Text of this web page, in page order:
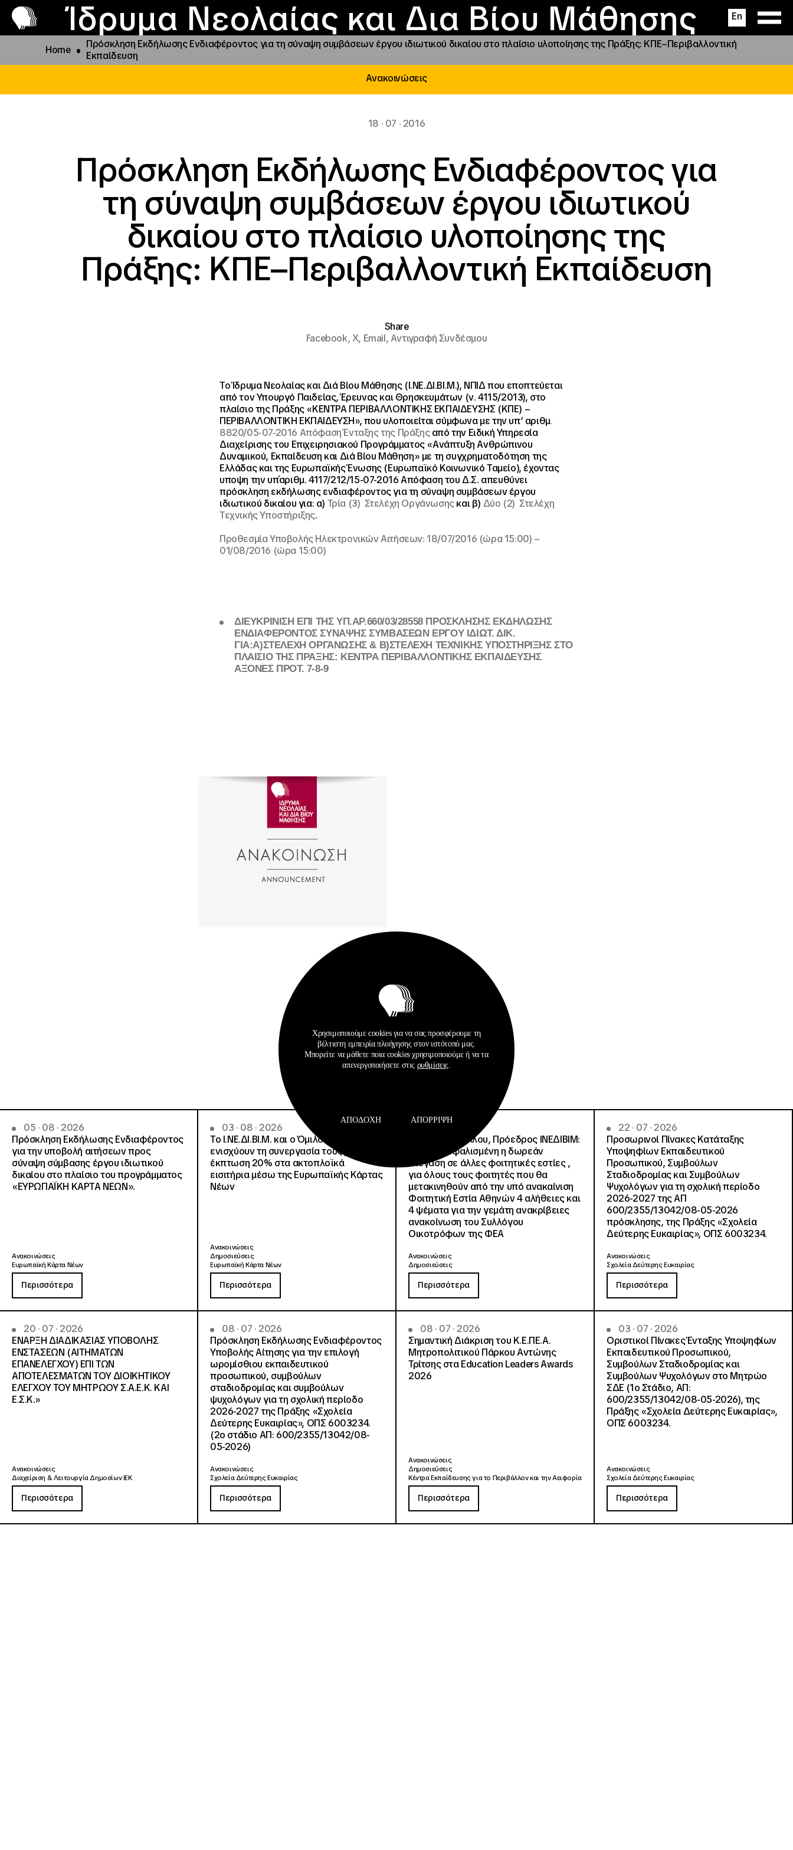
Ίδρυμα Νεολαίας και Δια Βίου Μάθησης En
Το ΙΝΕΔΙΒΙΜ
Προγράμματα και δράσεις
Φοιτητικές Εστίες
Παραχώρηση αιγίδας
Νέα
Επικοινωνία
Home
Πρόσκληση Εκδήλωσης Ενδιαφέροντος για τη σύναψη συμβάσεων έργου ιδιωτικού δικαίου στο πλαίσιο υλοποίησης της Πράξης: ΚΠΕ–Περιβαλλοντική
Εκπαίδευση
Ανακοινώσεις
18 · 07 · 2016
Πρόσκληση Εκδήλωσης Ενδιαφέροντος για
τη σύναψη συμβάσεων έργου ιδιωτικού
δικαίου στο πλαίσιο υλοποίησης της
Πράξης: ΚΠΕ–Περιβαλλοντική Εκπαίδευση
Share
Facebook,X, Email,Αντιγραφή Συνδέσμου
Το Ίδρυμα Νεολαίας και Διά Βίου Μάθησης (Ι.ΝΕ.ΔΙ.ΒΙ.Μ.), ΝΠΙΔ που εποπτεύεται
από τον Υπουργό Παιδείας, Έρευνας και Θρησκευμάτων (ν. 4115/2013), στο
πλαίσιο της Πράξης «ΚΕΝΤΡΑ ΠΕΡΙΒΑΛΛΟΝΤΙΚΗΣ ΕΚΠΑΙΔΕΥΣΗΣ (ΚΠΕ) –
ΠΕΡΙΒΑΛΛΟΝΤΙΚΗ ΕΚΠΑΙΔΕΥΣΗ», που υλοποιείται σύμφωνα με την υπ’ αριθμ.
8820/05-07-2016 Απόφαση Ένταξης της Πράξηςαπό την Ειδική Υπηρεσία
Διαχείρισης του Επιχειρησιακού Προγράμματος «Ανάπτυξη Ανθρώπινου
Δυναμικού, Εκπαίδευση και Διά Βίου Μάθηση» με τη συγχρηματοδότηση της
Ελλάδας και της Ευρωπαϊκής Ένωσης (Ευρωπαϊκό Κοινωνικό Ταμείο), έχοντας
υποψη την υπ΄αριθμ. 4117/212/15-07-2016 Aπόφαση του Δ.Σ. απευθύνει
πρόσκληση εκδήλωσης ενδιαφέροντος για τη σύναψη συμβάσεων έργου
ιδιωτικού δικαίου για: α) Τρία (3) Στελέχη Οργάνωσηςκαι β) Δύο (2) Στελέχη
Τεχνικής Υποστήριξης.
Προθεσμία Υποβολής Ηλεκτρονικών Αιτήσεων: 18/07/2016 (ώρα 15:00) –
01/08/2016 (ώρα 15:00)
ΔΙΕΥΚΡΙΝΙΣΗ ΕΠΙ ΤΗΣ ΥΠ.ΑΡ.660/03/28558 ΠΡΟΣΚΛΗΣΗΣ ΕΚΔΗΛΩΣΗΣ
ΕΝΔΙΑΦΕΡΟΝΤΟΣ ΣΥΝΑΨΗΣ ΣΥΜΒΑΣΕΩΝ ΕΡΓΟΥ ΙΔΙΩΤ. ΔΙΚ.
ΓΙΑ:Α)ΣΤΕΛΕΧΗ ΟΡΓΑΝΩΣΗΣ & Β)ΣΤΕΛΕΧΗ ΤΕΧΝΙΚΗΣ ΥΠΟΣΤΗΡΙΞΗΣ ΣΤΟ
ΠΛΑΙΣΙΟ ΤΗΣ ΠΡΑΞΗΣ: ΚΕΝΤΡΑ ΠΕΡΙΒΑΛΛΟΝΤΙΚΗΣ ΕΚΠΑΙΔΕΥΣΗΣ
ΑΞΟΝΕΣ ΠΡΟΤ. 7-8-9
05 · 08 · 2026
Πρόσκληση Εκδήλωσης Ενδιαφέροντος
για την υποβολή αιτήσεων προς
σύναψη σύμβασης έργου ιδιωτικού
δικαίου στο πλαίσιο του προγράμματος
«ΕΥΡΩΠΑΪΚΗ ΚΑΡΤΑ ΝΕΩΝ».
Ανακοινώσεις
Ευρωπαϊκή Κάρτα Νέων
Περισσότερα
03 · 08 · 2026
Το Ι.ΝΕ.ΔΙ.ΒΙ.Μ. και o Όμιλος Attica
ενισχύουν τη συνεργασία τους με
έκπτωση 20% στα ακτοπλοϊκά
εισιτήρια μέσω της Ευρωπαϊκής Κάρτας
Νέων
Ανακοινώσεις
Δημοσιεύσεις
Ευρωπαϊκή Κάρτα Νέων
Περισσότερα
Άννα Ροκοφύλλου, Πρόεδρος ΙΝΕΔΙΒΙΜ:
Είναι εξασφαλισμένη η δωρεάν
στέγαση σε άλλες φοιτητικές εστίες ,
για όλους τους φοιτητές που θα
μετακινηθούν από την υπό ανακαίνιση
Φοιτητική Εστία Αθηνών 4 αλήθειες και
4 ψέματα για την γεμάτη ανακρίβειες
ανακοίνωση του Συλλόγου
Οικοτρόφων της ΦΕΑ
Ανακοινώσεις
Δημοσιεύσεις
Περισσότερα
22 · 07 · 2026
Προσωρινοί Πίνακες Κατάταξης
Υποψηφίων Εκπαιδευτικού
Προσωπικού, Συμβούλων
Σταδιοδρομίας και Συμβούλων
Ψυχολόγων για τη σχολική περίοδο
2026-2027 της ΑΠ
600/2355/13042/08-05-2026
πρόσκλησης, της Πράξης «Σχολεία
Δεύτερης Ευκαιρίας», ΟΠΣ 6003234.
Ανακοινώσεις
Σχολεία Δεύτερης Ευκαιρίας
Περισσότερα
20 · 07 · 2026
ΕΝΑΡΞΗ ΔΙΑΔΙΚΑΣΙΑΣ ΥΠΟΒΟΛΗΣ
ΕΝΣΤΑΣΕΩΝ (ΑΙΤΗΜΑΤΩΝ
ΕΠΑΝΕΛΕΓΧΟΥ) ΕΠΙ ΤΩΝ
ΑΠΟΤΕΛΕΣΜΑΤΩΝ ΤΟΥ ΔΙΟΙΚΗΤΙΚΟΥ
ΕΛΕΓΧΟΥ ΤΟΥ ΜΗΤΡΩΟΥ Σ.Α.Ε.Κ. ΚΑΙ
Ε.Σ.Κ.»
Ανακοινώσεις
Διαχείριση & Λειτουργία Δημοσίων ΙΕΚ
Περισσότερα
08 · 07 · 2026
Πρόσκληση Εκδήλωσης Ενδιαφέροντος
Υποβολής Αίτησης για την επιλογή
ωρομίσθιου εκπαιδευτικού
προσωπικού, συμβούλων
σταδιοδρομίας και συμβούλων
ψυχολόγων για τη σχολική περίοδο
2026-2027 της Πράξης «Σχολεία
Δεύτερης Ευκαιρίας», ΟΠΣ 6003234.
(2ο στάδιο ΑΠ: 600/2355/13042/08-
05-2026)
Ανακοινώσεις
Σχολεία Δεύτερης Ευκαιρίας
Περισσότερα
08 · 07 · 2026
Σημαντική Διάκριση του Κ.Ε.ΠΕ.Α.
Μητροπολιτικού Πάρκου Αντώνης
Τρίτσης στα Education Leaders Awards
2026
Ανακοινώσεις
Δημοσιεύσεις
Κέντρα Εκπαίδευσης για το Περιβάλλον και την Αειφορία
Περισσότερα
03 · 07 · 2026
Οριστικοί Πίνακες Ένταξης Υποψηφίων
Εκπαιδευτικού Προσωπικού,
Συμβούλων Σταδιοδρομίας και
Συμβούλων Ψυχολόγων στο Μητρώο
ΣΔΕ (1ο Στάδιο, ΑΠ:
600/2355/13042/08-05-2026), της
Πράξης «Σχολεία Δεύτερης Ευκαιρίας»,
ΟΠΣ 6003234.
Ανακοινώσεις
Σχολεία Δεύτερης Ευκαιρίας
Περισσότερα
Χρησιμοποιούμε cookies για να σας προσφέρουμε τη
βέλτιστη εμπειρία πλοήγησης στον ιστότοπό μας.
Μπορείτε να μάθετε ποια cookies χρησιμοποιούμε ή να τα
απενεργοποιήσετε στις ρυθμίσεις
ΑΠΟΔΟΧΉ ΑΠΌΡΡΙΨΗ